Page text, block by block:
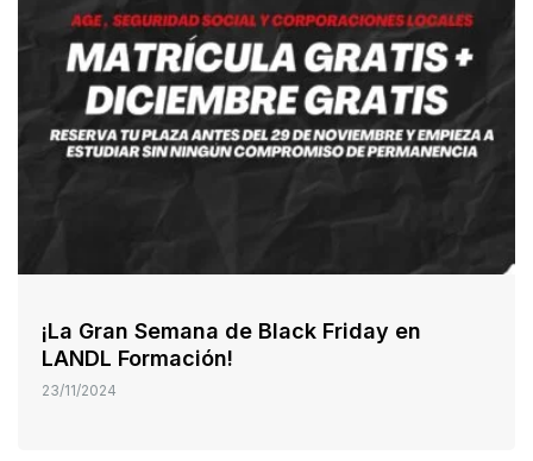
¡La Gran Semana de Black Friday en
LANDL Formación!
23/11/2024